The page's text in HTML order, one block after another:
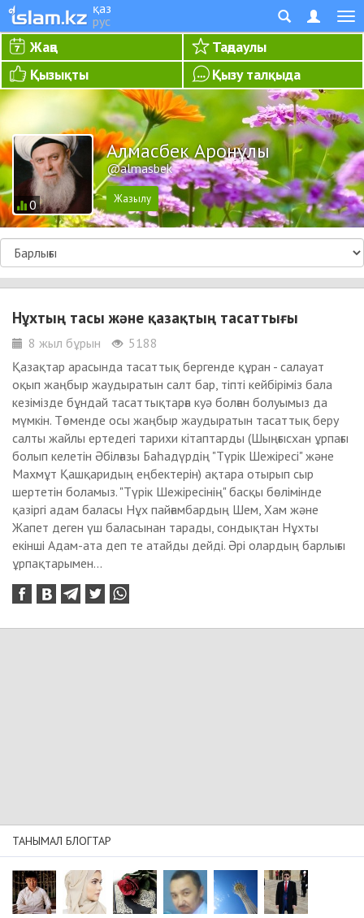
қаз
рус
Жаңа
Таңдаулы
Қызықты
Қызу талқыда
0
Алмасбек Аронұлы
@almasbek
Нұхтың тасы және қазақтың тасаттығы
8 жыл бұрын
5188
Қазақтар арасында тасаттық бергенде құран - салауат
оқып жаңбыр жаудыратын салт бар, тіпті кейбіріміз бала
кезімізде бұндай тасаттықтарға куә болған болуымыз да
мүмкін. Төменде осы жаңбыр жаудыратын тасаттық беру
салты жайлы ертедегі тарихи кітаптарды (Шыңғысхан ұрпағы
болып келетін Әбілғазы Баһадүрдің "Түрік Шежіресі" және
Махмұт Қашқаридың еңбектерін) ақтара отырып сыр
шертетін боламыз. "Түрік Шежіресінің" басқы бөлімінде
қазіргі адам баласы Нұх пайғамбардың Шем, Хам және
Жапет деген үш баласынан тарады, сондықтан Нұхты
екінші Адам-ата деп те атайды дейді. Әрі олардың барлығы
ұрпақтарымен...
ТАНЫМАЛ БЛОГТАР